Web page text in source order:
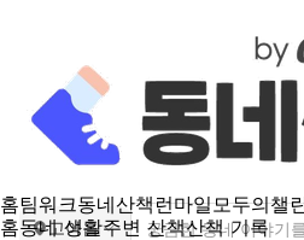
홈팀워크동네산책런마일모두의챌
홈동네 생활주변 산책산책 기록
고아읍